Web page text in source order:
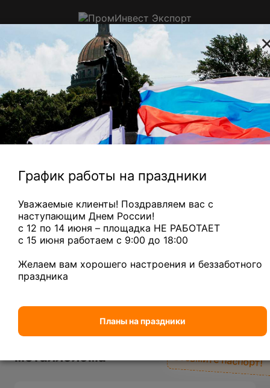
ПромИнвестЭкспорт
Приём цветного, электронного и
ювелирного лома в Санкт-
Петербурге
с медной трубкой — 310 ₽/кг Медный микс— 880 ₽/кг
Главная
Электронный
Потенциометры
ПТП-2;
Вывоз
металлолома
возьмите паспорт!
График работы на праздники
Уважаемые клиенты! Поздравляем вас с
наступающим Днем России!
с 12 по 14 июня – площадка НЕ РАБОТАЕТ
c 15 июня работаем с 9:00 до 18:00
Желаем вам хорошего настроения и беззаботного
праздника
Планы на праздники